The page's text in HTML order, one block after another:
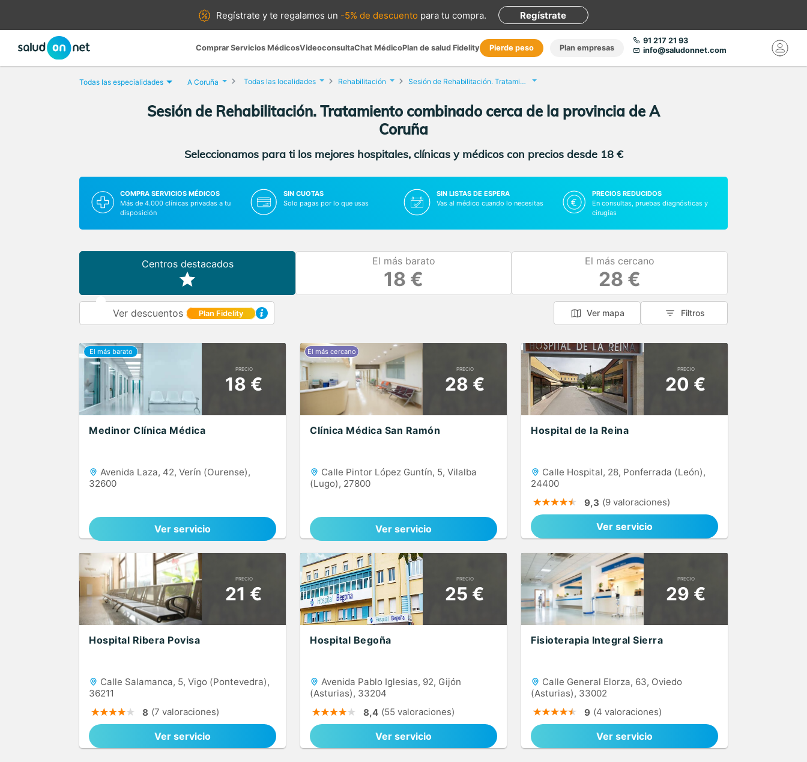
Regístrate yte regalamos un -5% de descuento para tu compra. Regístrate
Comprar Servicios MédicosVideoconsultaChat MédicoPlan de salud Fidelity Pierde peso Plan empresas
91 217 21 93
info@saludonnet.com
Todas las especialidades A Coruña Todas las localidades Rehabilitación Sesión de Rehabilitación. Tratamiento combinado
Sesión de Rehabilitación. Tratamiento combinado cerca de la provincia de A
Coruña
Seleccionamos para ti los mejores hospitales, clínicas y médicos con precios desde 18 €
COMPRA SERVICIOS MÉDICOS
Más de 4.000 clínicas privadas a tu
disposición
SIN CUOTAS
Solo pagas por lo que usas
SIN LISTAS DE ESPERA
Vas al médico cuando lo necesitas
PRECIOS REDUCIDOS
En consultas, pruebas diagnósticas y
cirugías
Centros destacados El más barato
18 €
El más cercano
28 €
Ver descuentos Plan Fidelity Ver mapa Filtros
PRECIO
18 €
Medinor Clínica Médica
Avenida Laza, 42, Verín (Ourense),
32600
Ver servicio
PRECIO
28 €
Clínica Médica San Ramón
Calle Pintor López Guntín, 5, Vilalba
(Lugo), 27800
Ver servicio
PRECIO
20 €
Hospital de la Reina
Calle Hospital, 28, Ponferrada (León),
24400
9,3 (9 valoraciones)
Ver servicio
PRECIO
21 €
Hospital Ribera Povisa
Calle Salamanca, 5, Vigo (Pontevedra),
36211
8 (7 valoraciones)
Ver servicio
PRECIO
25 €
Hospital Begoña
Avenida Pablo Iglesias, 92, Gijón
(Asturias), 33204
8,4 (55 valoraciones)
Ver servicio
PRECIO
29 €
Fisioterapia Integral Sierra
Calle General Elorza, 63, Oviedo
(Asturias), 33002
9 (4 valoraciones)
Ver servicio